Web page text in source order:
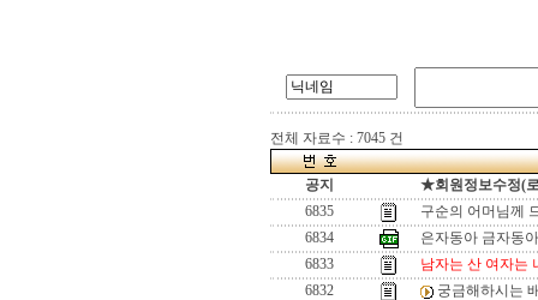
전체 자료수 : 7045 건
공지
★회원정보수정(
6835
구순의 어머님께
6834
은자동아 금자동아
6833
남자는 산 여자는
6832
궁금해하시는